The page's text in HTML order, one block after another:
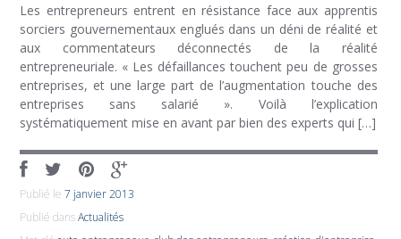
Les entrepreneurs entrent en résistance face aux apprentis
sorciers gouvernementaux englués dans un déni de réalité et
aux commentateurs déconnectés de la réalité
entrepreneuriale. « Les défaillances touchent peu de grosses
entreprises, et une large part de l’augmentation touche des
entreprises sans salarié ». Voilà l’explication
systématiquement mise en avant par bien des experts qui […]
Publié le7 janvier 2013
Publié dansActualités